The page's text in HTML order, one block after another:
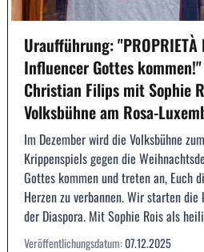
Uraufführung: "PROPRIETÀ
Influencer Gottes
Christian Filips mit Sophie
Volksbühne am Rosa-
Im Dezember wird die Volksbühne
Krippenspiels gegen die
Gottes kommen und treten an, Euch
Herzen zu verbannen. Wir starten
der Diaspora. Mit Sophie Rois als
Veröffentlichungsdatum:07.12.2025